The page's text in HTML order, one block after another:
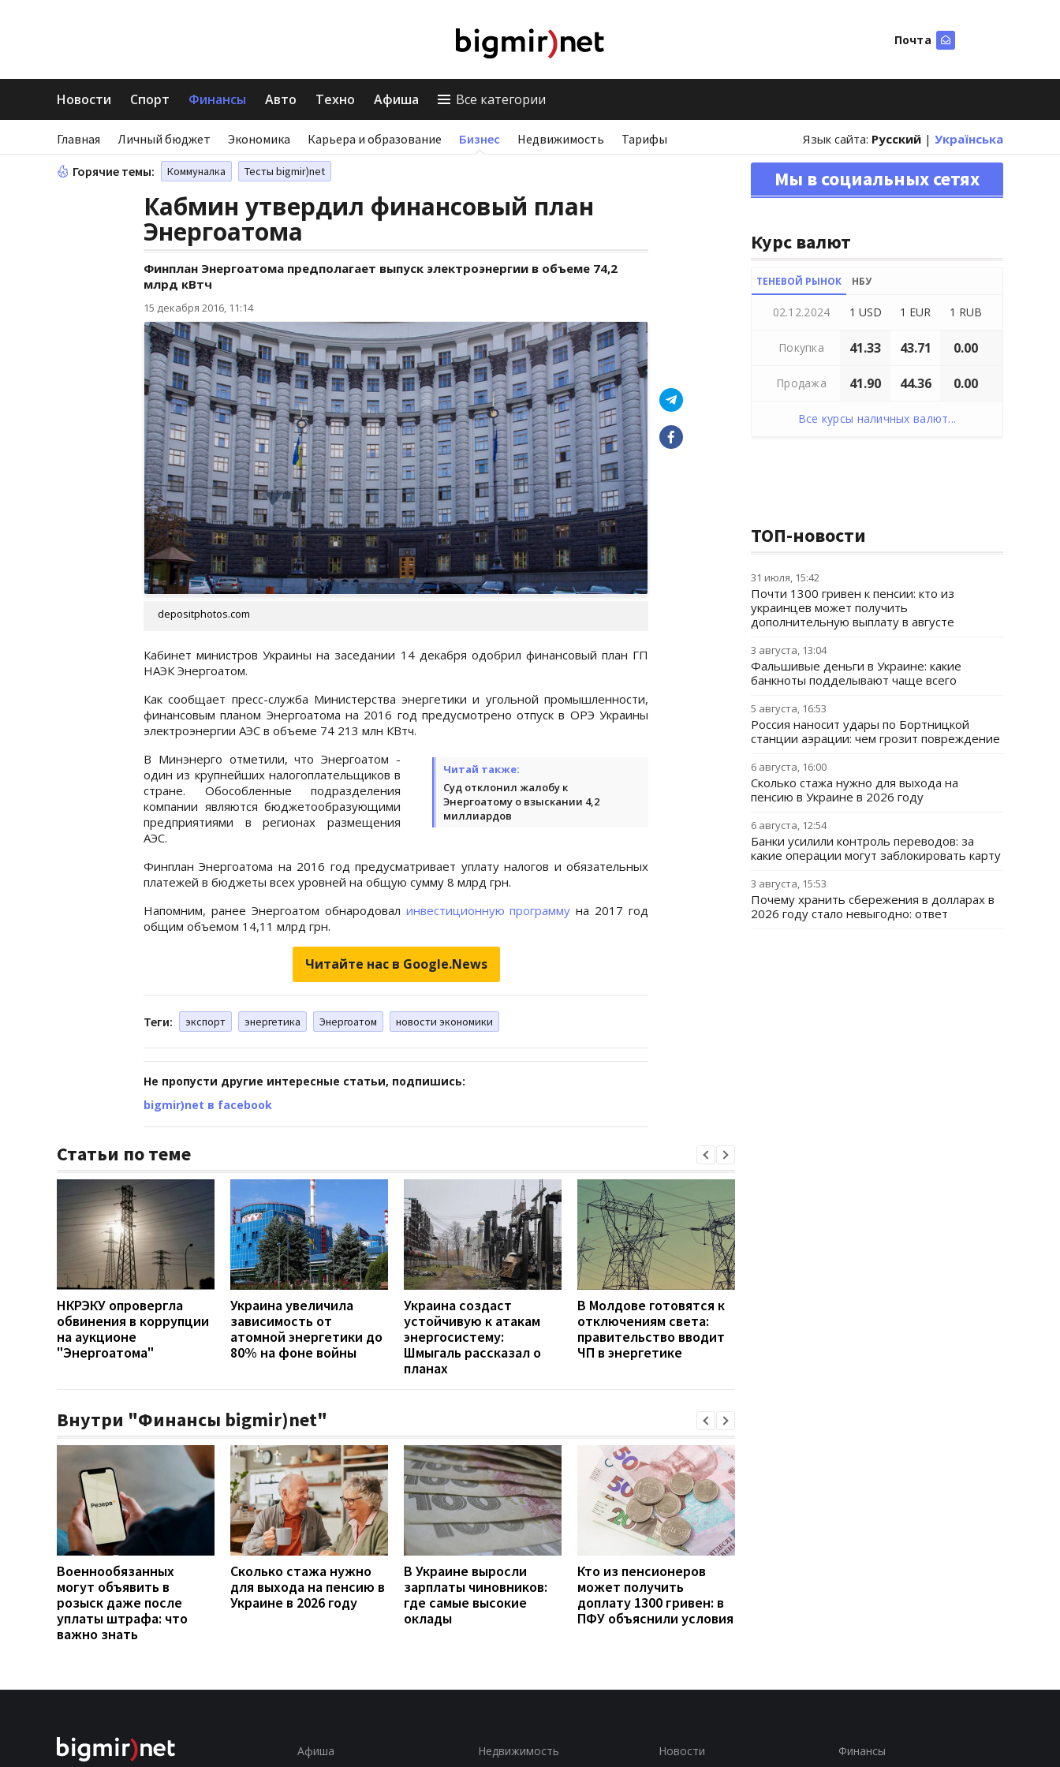
Почта
Новости Спорт Финансы Авто Техно Афиша Все категории
Главная Личный бюджет Экономика Карьера и образование Бизнес Недвижимость Тарифы Язык сайта: Русский | Українська
Горячие темы: Коммуналка Тесты bigmir)net
Кабмин утвердил финансовый план
Энергоатома
Финплан Энергоатома предполагает выпуск электроэнергии в объеме 74,2
млрд кВтч
15 декабря 2016, 11:14
depositphotos.com
Кабинет министров Украины на заседании 14 декабря одобрил финансовый план ГП
НАЭК Энергоатом.
Как сообщает пресс-служба Министерства энергетики и угольной промышленности,
финансовым планом Энергоатома на 2016 год предусмотрено отпуск в ОРЭ Украины
электроэнергии АЭС в объеме 74 213 млн КВтч.
Читай также:
Суд отклонил жалобу к
Энергоатому о взыскании 4,2
миллиардов
В Минэнерго отметили, что Энергоатом -
один из крупнейших налогоплательщиков в
стране. Обособленные подразделения
компании являются бюджетообразующими
предприятиями в регионах размещения
АЭС.
Финплан Энергоатома на 2016 год предусматривает уплату налогов и обязательных
платежей в бюджеты всех уровней на общую сумму 8 млрд грн.
Напомним, ранее Энергоатом обнародовал инвестиционную программу на 2017 год
общим объемом 14,11 млрд грн.
Читайте нас в Google.News
Теги: экспорт энергетика Энергоатом новости экономики
Не пропусти другие интересные статьи, подпишись:
bigmir)net в facebook
Статьи по теме
НКРЭКУ опровергла
обвинения в коррупции
на аукционе
"Энергоатома"
Украина увеличила
зависимость от
атомной энергетики до
80% на фоне войны
Украина создаст
устойчивую к атакам
энергосистему:
Шмыгаль рассказал о
планах
В Молдове готовятся к
отключениям света:
правительство вводит
ЧП в энергетике
Внутри "Финансы bigmir)net"
Военнообязанных
могут объявить в
розыск даже после
уплаты штрафа: что
важно знать
Сколько стажа нужно
для выхода на пенсию в
Украине в 2026 году
В Украине выросли
зарплаты чиновников:
где самые высокие
оклады
Кто из пенсионеров
может получить
доплату 1300 гривен: в
ПФУ объяснили условия
Мы в социальных сетях
Курс валют
ТЕНЕВОЙ РЫНОК НБУ
02.12.2024 1 USD 1 EUR 1 RUB
Покупка 41.33 43.71 0.00
Продажа 41.90 44.36 0.00
Все курсы наличных валют...
ТОП-новости
31 июля, 15:42
Почти 1300 гривен к пенсии: кто из
украинцев может получить
дополнительную выплату в августе
3 августа, 13:04
Фальшивые деньги в Украине: какие
банкноты подделывают чаще всего
5 августа, 16:53
Россия наносит удары по Бортницкой
станции аэрации: чем грозит повреждение
6 августа, 16:00
Сколько стажа нужно для выхода на
пенсию в Украине в 2026 году
6 августа, 12:54
Банки усилили контроль переводов: за
какие операции могут заблокировать карту
3 августа, 15:53
Почему хранить сбережения в долларах в
2026 году стало невыгодно: ответ
Афиша Недвижимость Новости Финансы